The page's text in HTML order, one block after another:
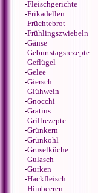
-Fleischgerichte
-Frikadellen
-Früchtebrot
-Frühlingszwiebeln
-Gänse
-Geburtstagsrezepte
-Geflügel
-Gelee
-Giersch
-Glühwein
-Gnocchi
-Gratins
-Grillrezepte
-Grünkern
-Grünkohl
-Gruselküche
-Gulasch
-Gurken
-Hackfleisch
-Himbeeren